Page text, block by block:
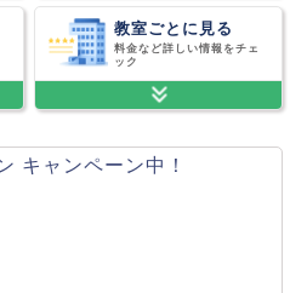
教室ごとに見る
料金など詳しい情報をチェ
ック
キャンペーン中！